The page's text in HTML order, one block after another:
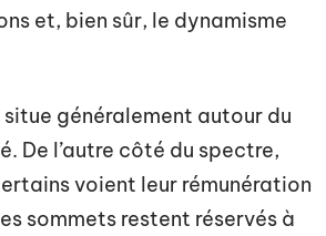
et, bien sûr, le dynamisme
généralement autour du
De l’autre côté du spectre,
voient leur rémunération
sommets restent réservés à